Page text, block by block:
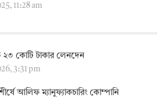
11:28 am
২৩ কোটি টাকার লেনদেন
3:31 pm
আলিফ ম্যানুফ্যাকচারিং কোম্পানি